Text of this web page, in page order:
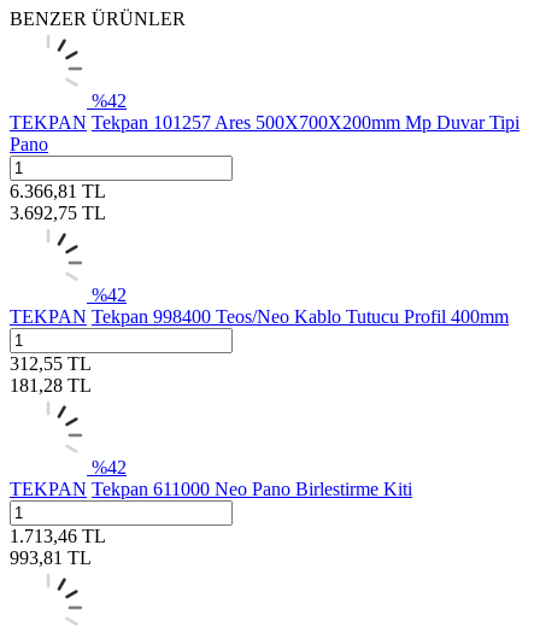
BENZER ÜRÜNLER
%42
TEKPAN Tekpan 101257 Ares 500X700X200mm Mp Duvar Tipi
Pano
6.366,81 TL
3.692,75 TL
%42
TEKPAN Tekpan 998400 Teos/Neo Kablo Tutucu Profil 400mm
312,55 TL
181,28 TL
%42
TEKPAN Tekpan 611000 Neo Pano Birlestirme Kiti
1.713,46 TL
993,81 TL